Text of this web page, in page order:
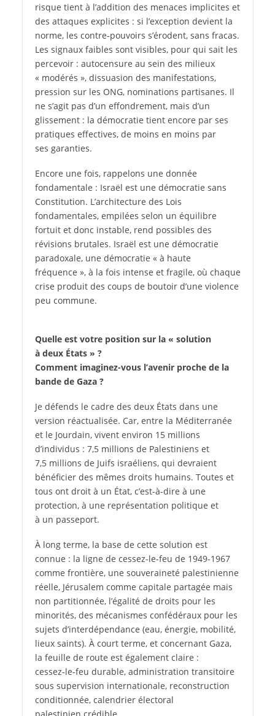
risque tient à l’addition des menaces implicites et
des attaques explicites : si l’exception devient la
norme, les contre‑pouvoirs s’érodent, sans fracas.
Les signaux faibles sont visibles, pour qui sait les
percevoir : autocensure au sein des milieux
« modérés », dissuasion des manifestations,
pression sur les ONG, nominations partisanes. Il
ne s’agit pas d’un effondrement, mais d’un
glissement : la démocratie tient encore par ses
pratiques effectives, de moins en moins par
ses garanties.
Encore une fois, rappelons une donnée
fondamentale : Israël est une démocratie sans
Constitution. L’architecture des Lois
fondamentales, empilées selon un équilibre
fortuit et donc instable, rend possibles des
révisions brutales. Israël est une démocratie
paradoxale, une démocratie « à haute
fréquence », à la fois intense et fragile, où chaque
crise produit des coups de boutoir d’une violence
peu commune.
Quelle est votre position sur la « solution
à deux États » ?
Comment imaginez-vous l’avenir proche de la
bande de Gaza ?
Je défends le cadre des deux États dans une
version réactualisée. Car, entre la Méditerranée
et le Jourdain, vivent environ 15 millions
d’individus : 7,5 millions de Palestiniens et
7,5 millions de Juifs israéliens, qui devraient
bénéficier des mêmes droits humains. Toutes et
tous ont droit à un État, c’est-à-dire à une
protection, à une représentation politique et
à un passeport.
À long terme, la base de cette solution est
connue : la ligne de cessez-le-feu de 1949-1967
comme frontière, une souveraineté palestinienne
réelle, Jérusalem comme capitale partagée mais
non partitionnée, l’égalité de droits pour les
minorités, des mécanismes confédéraux pour les
sujets d’interdépendance (eau, énergie, mobilité,
lieux saints). À court terme, et concernant Gaza,
la feuille de route est également claire :
cessez‑le‑feu durable, administration transitoire
sous supervision internationale, reconstruction
conditionnée, calendrier électoral